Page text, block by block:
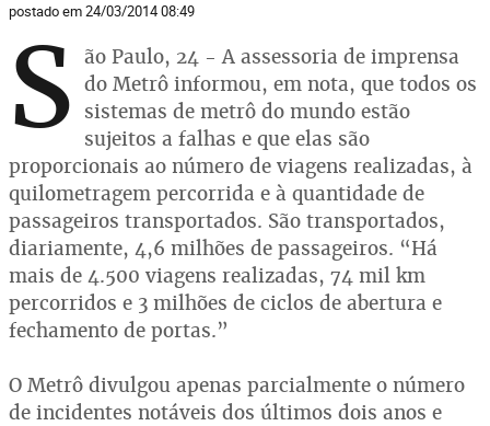
postado em 24/03/2014 08:49
S ão Paulo, 24 - A assessoria de imprensa
do Metrô informou, em nota, que todos os
sistemas de metrô do mundo estão
sujeitos a falhas e que elas são
proporcionais ao número de viagens realizadas, à
quilometragem percorrida e à quantidade de
passageiros transportados. São transportados,
diariamente, 4,6 milhões de passageiros. “Há
mais de 4.500 viagens realizadas, 74 mil km
percorridos e 3 milhões de ciclos de abertura e
fechamento de portas.”
O Metrô divulgou apenas parcialmente o número
de incidentes notáveis dos últimos dois anos e